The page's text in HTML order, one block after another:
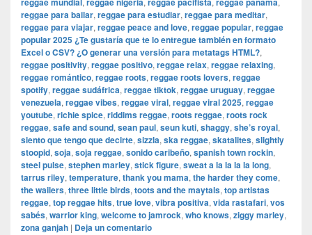
reggae para bailar, reggae para estudiar, reggae para meditar,
reggae para viajar, reggae peace and love, reggae popular, reggae
popular 2025 ¿Te gustaría que te lo entregue también en formato
Excel o CSV? ¿O generar una versión para metatags HTML?,
reggae positivity, reggae positivo, reggae relax, reggae relaxing,
reggae romántico, reggae roots, reggae roots lovers, reggae
spotify, reggae sudáfrica, reggae tiktok, reggae uruguay, reggae
venezuela, reggae vibes, reggae viral, reggae viral 2025, reggae
youtube, richie spice, riddims reggae, roots reggae, roots rock
reggae, safe and sound, sean paul, seun kuti, shaggy, she’s royal,
siento que tengo que decirte, sizzla, ska reggae, skatalites, slightly
stoopid, soja, soja reggae, sonido caribeño, spanish town rockin,
steel pulse, stephen marley, stick figure, sweat a la la la la long,
tarrus riley, temperature, thank you mama, the harder they come,
the wailers, three little birds, toots and the maytals, top artistas
reggae, top reggae hits, true love, vibra positiva, vida rastafari, vos
sabés, warrior king, welcome to jamrock, who knows, ziggy marley,
zona ganjah | Deja un comentario